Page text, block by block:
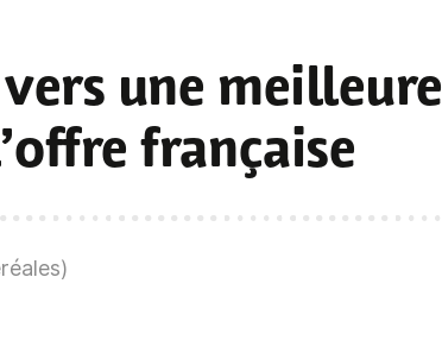
vers une meilleure
française